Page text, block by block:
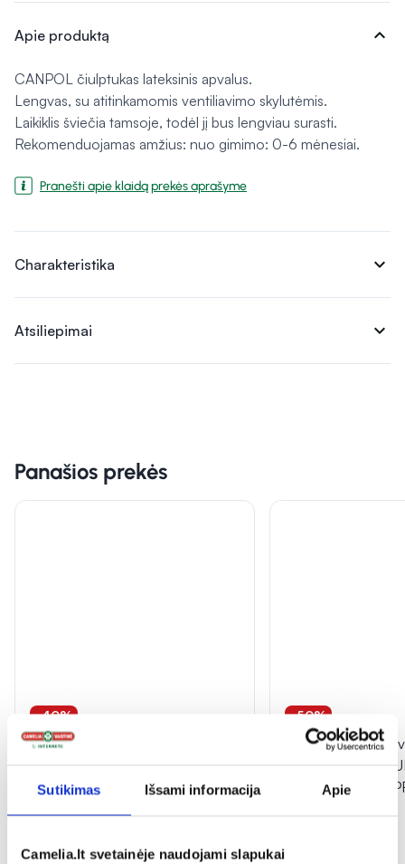
Sutikimas Išsami informacija Apie
Camelia.lt svetainėje naudojami slapukai
Apie produktą expand_more
CANPOL čiulptukas lateksinis apvalus.
Lengvas, su atitinkamomis ventiliavimo skylutėmis.
Laikiklis šviečia tamsoje, todėl jį bus lengviau surasti.
Rekomenduojamas amžius: nuo gimimo: 0-6 mėnesiai.
Pranešti apie klaidą prekės aprašyme
Charakteristika expand_more
Atsiliepimai expand_more
Panašios prekės
-40%
INGENCARE vaikiški pleistrai
1,16 € 1,94 €
-50%
DELIA apsauginis
kremas vaikams
PROTECTION,